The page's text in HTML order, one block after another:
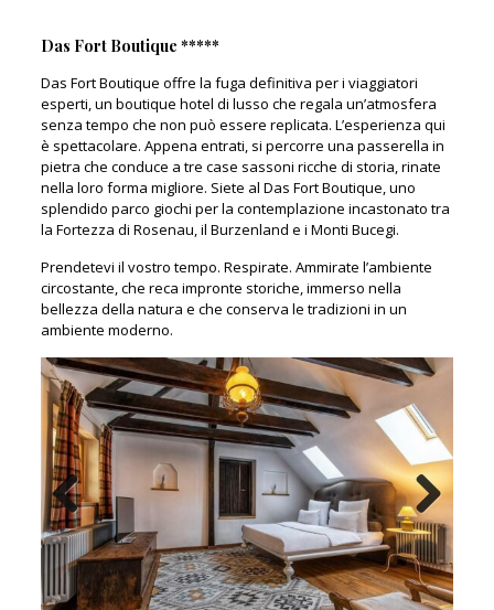
Das Fort Boutique *****
Das Fort Boutique offre la fuga definitiva per i viaggiatori
esperti, un boutique hotel di lusso che regala un’atmosfera
senza tempo che non può essere replicata. L’esperienza qui
è spettacolare. Appena entrati, si percorre una passerella in
pietra che conduce a tre case sassoni ricche di storia, rinate
nella loro forma migliore. Siete al Das Fort Boutique, uno
splendido parco giochi per la contemplazione incastonato tra
la Fortezza di Rosenau, il Burzenland e i Monti Bucegi.
Prendetevi il vostro tempo. Respirate. Ammirate l’ambiente
circostante, che reca impronte storiche, immerso nella
bellezza della natura e che conserva le tradizioni in un
ambiente moderno.
Previous Next